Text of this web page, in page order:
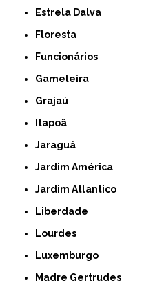
Estrela Dalva
Floresta
Funcionários
Gameleira
Grajaú
Itapoã
Jaraguá
Jardim América
Jardim Atlantico
Liberdade
Lourdes
Luxemburgo
Madre Gertrudes